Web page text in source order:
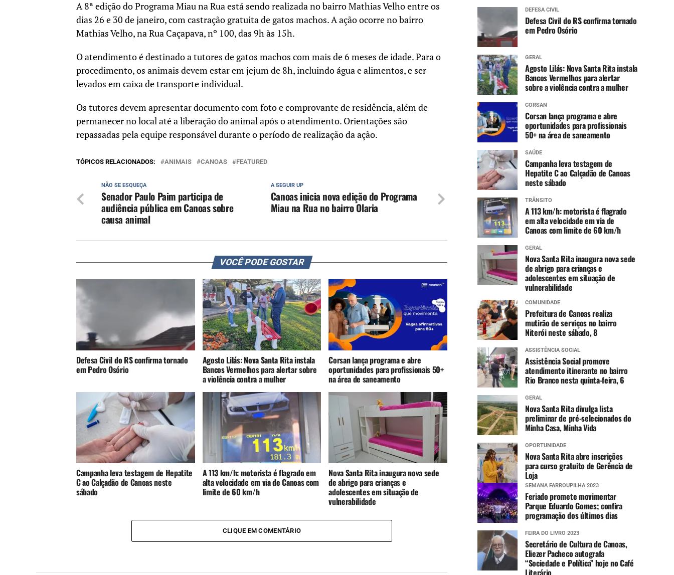
A 8ª edição do Programa Miau na Rua está sendo realizada no bairro Mathias Velho entre os
dias 26 e 30 de janeiro, com castração gratuita de gatos machos. A ação ocorre no bairro
Mathias Velho, na Rua Caçapava, nº 100, das 9h às 15h.
O atendimento é destinado a tutores de gatos machos com mais de 6 meses de idade. Para o
procedimento, os animais devem estar em jejum de 8h, incluindo água e alimentos, e ser
levados em caixa de transporte individual.
Os tutores devem apresentar documento com foto e comprovante de residência, além de
permanecer no local até a liberação do animal após o atendimento. Orientações são
repassadas pela equipe responsável durante o período de realização da ação.
TÓPICOS RELACIONADOS: ANIMAIS CANOAS FEATURED
A SEGUIR UP
Canoas inicia nova edição do Programa
Miau na Rua no bairro Olaria
NÃO SE ESQUEÇA
Senador Paulo Paim participa de
audiência pública em Canoas sobre
causa animal
VOCÊ PODE GOSTAR
Defesa Civil do RS confirma tornado
em Pedro Osório
Agosto Lilás: Nova Santa Rita instala
Bancos Vermelhos para alertar sobre
a violência contra a mulher
Corsan lança programa e abre
oportunidades para profissionais 50+
na área de saneamento
Campanha leva testagem de Hepatite
C ao Calçadão de Canoas neste
sábado
A 113 km/h: motorista é flagrado em
alta velocidade em via de Canoas com
limite de 60 km/h
Nova Santa Rita inaugura nova sede
de abrigo para crianças e
adolescentes em situação de
vulnerabilidade
CLIQUE EM COMENTÁRIO
DEFESA CIVIL
Defesa Civil do RS confirma tornado
em Pedro Osório
GERAL
Agosto Lilás: Nova Santa Rita instala
Bancos Vermelhos para alertar
sobre a violência contra a mulher
CORSAN
Corsan lança programa e abre
oportunidades para profissionais
50+ na área de saneamento
SAÚDE
Campanha leva testagem de
Hepatite C ao Calçadão de Canoas
neste sábado
TRÂNSITO
A 113 km/h: motorista é flagrado
em alta velocidade em via de
Canoas com limite de 60 km/h
GERAL
Nova Santa Rita inaugura nova sede
de abrigo para crianças e
adolescentes em situação de
vulnerabilidade
COMUNIDADE
Prefeitura de Canoas realiza
mutirão de serviços no bairro
Niterói neste sábado, 8
ASSISTÊNCIA SOCIAL
Assistência Social promove
atendimento itinerante no bairro
Rio Branco nesta quinta-feira, 6
GERAL
Nova Santa Rita divulga lista
preliminar de pré-selecionados do
Minha Casa, Minha Vida
OPORTUNIDADE
Nova Santa Rita abre inscrições
para curso gratuito de Gerência de
Loja
SEMANA FARROUPILHA 2023
Feriado promete movimentar
Parque Eduardo Gomes; confira
programação dos últimos dias
FEIRA DO LIVRO 2023
Secretário de Cultura de Canoas,
Eliezer Pacheco autografa
“Sociedade e Política” hoje no Café
Literário